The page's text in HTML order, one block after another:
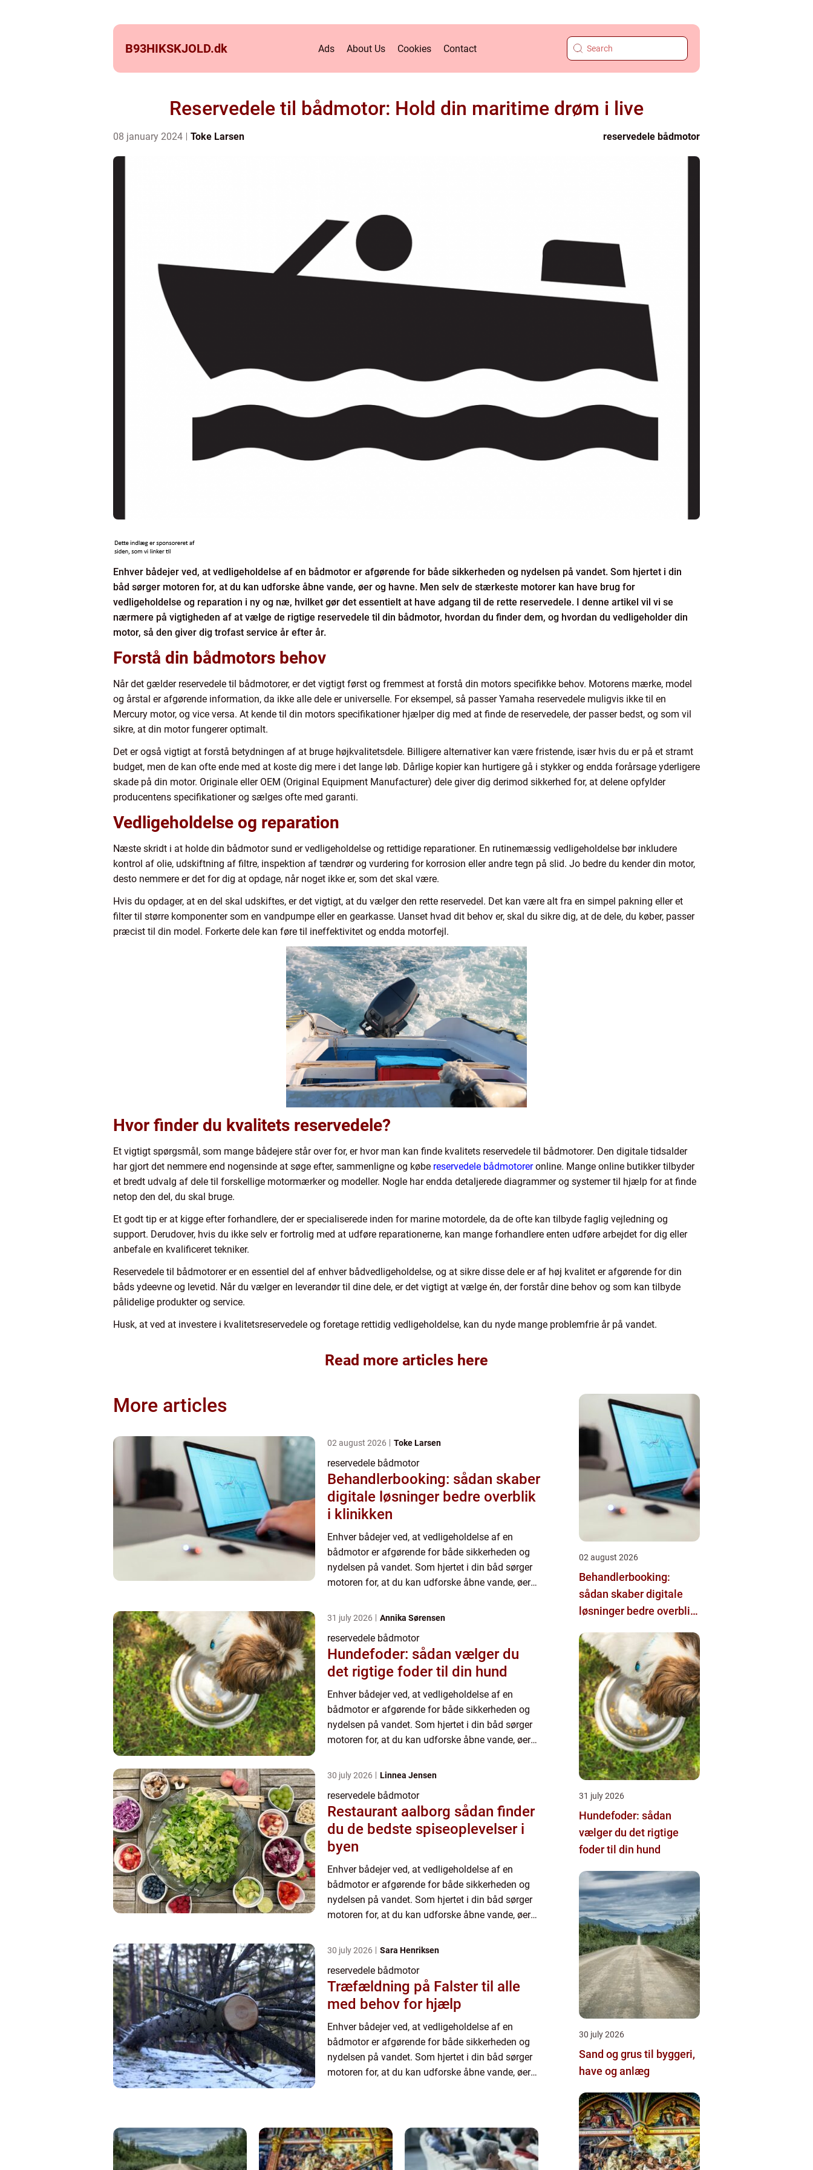
B93HIKSKJOLD.dk Ads About Us Cookies Contact
Reservedele til bådmotor: Hold din maritime drøm i live
08 january 2024 Toke Larsen reservedele bådmotor
Enhver bådejer ved, at vedligeholdelse af en bådmotor er afgørende for både sikkerheden og nydelsen på vandet. Som hjertet i din
båd sørger motoren for, at du kan udforske åbne vande, øer og havne. Men selv de stærkeste motorer kan have brug for
vedligeholdelse og reparation i ny og næ, hvilket gør det essentielt at have adgang til de rette reservedele. I denne artikel vil vi se
nærmere på vigtigheden af at vælge de rigtige reservedele til din bådmotor, hvordan du finder dem, og hvordan du vedligeholder din
motor, så den giver dig trofast service år efter år.
Forstå din bådmotors behov
Når det gælder reservedele til bådmotorer, er det vigtigt først og fremmest at forstå din motors specifikke behov. Motorens mærke, model
og årstal er afgørende information, da ikke alle dele er universelle. For eksempel, så passer Yamaha reservedele muligvis ikke til en
Mercury motor, og vice versa. At kende til din motors specifikationer hjælper dig med at finde de reservedele, der passer bedst, og som vil
sikre, at din motor fungerer optimalt.
Det er også vigtigt at forstå betydningen af at bruge højkvalitetsdele. Billigere alternativer kan være fristende, især hvis du er på et stramt
budget, men de kan ofte ende med at koste dig mere i det lange løb. Dårlige kopier kan hurtigere gå i stykker og endda forårsage yderligere
skade på din motor. Originale eller OEM (Original Equipment Manufacturer) dele giver dig derimod sikkerhed for, at delene opfylder
producentens specifikationer og sælges ofte med garanti.
Vedligeholdelse og reparation
Næste skridt i at holde din bådmotor sund er vedligeholdelse og rettidige reparationer. En rutinemæssig vedligeholdelse bør inkludere
kontrol af olie, udskiftning af filtre, inspektion af tændrør og vurdering for korrosion eller andre tegn på slid. Jo bedre du kender din motor,
desto nemmere er det for dig at opdage, når noget ikke er, som det skal være.
Hvis du opdager, at en del skal udskiftes, er det vigtigt, at du vælger den rette reservedel. Det kan være alt fra en simpel pakning eller et
filter til større komponenter som en vandpumpe eller en gearkasse. Uanset hvad dit behov er, skal du sikre dig, at de dele, du køber, passer
præcist til din model. Forkerte dele kan føre til ineffektivitet og endda motorfejl.
Hvor finder du kvalitets reservedele?
Et vigtigt spørgsmål, som mange bådejere står over for, er hvor man kan finde kvalitets reservedele til bådmotorer. Den digitale tidsalder
har gjort det nemmere end nogensinde at søge efter, sammenligne og købe reservedele bådmotoreronline. Mange online butikker tilbyder
et bredt udvalg af dele til forskellige motormærker og modeller. Nogle har endda detaljerede diagrammer og systemer til hjælp for at finde
netop den del, du skal bruge.
Et godt tip er at kigge efter forhandlere, der er specialiserede inden for marine motordele, da de ofte kan tilbyde faglig vejledning og
support. Derudover, hvis du ikke selv er fortrolig med at udføre reparationerne, kan mange forhandlere enten udføre arbejdet for dig eller
anbefale en kvalificeret tekniker.
Reservedele til bådmotorer er en essentiel del af enhver bådvedligeholdelse, og at sikre disse dele er af høj kvalitet er afgørende for din
båds ydeevne og levetid. Når du vælger en leverandør til dine dele, er det vigtigt at vælge én, der forstår dine behov og som kan tilbyde
pålidelige produkter og service.
Husk, at ved at investere i kvalitetsreservedele og foretage rettidig vedligeholdelse, kan du nyde mange problemfrie år på vandet.
Read more articles here
More articles
02 august 2026 Toke Larsen
reservedele bådmotor
Behandlerbooking: sådan skaber
digitale løsninger bedre overblik
i klinikken
Enhver bådejer ved, at vedligeholdelse af en
bådmotor er afgørende for både sikkerheden og
nydelsen på vandet. Som hjertet i din båd sørger
motoren for, at du kan udforske åbne vande, øer
31 july 2026 Annika Sørensen
reservedele bådmotor
Hundefoder: sådan vælger du
det rigtige foder til din hund
Enhver bådejer ved, at vedligeholdelse af en
bådmotor er afgørende for både sikkerheden og
nydelsen på vandet. Som hjertet i din båd sørger
motoren for, at du kan udforske åbne vande, øer
30 july 2026 Linnea Jensen
reservedele bådmotor
Restaurant aalborg sådan finder
du de bedste spiseoplevelser i
byen
Enhver bådejer ved, at vedligeholdelse af en
bådmotor er afgørende for både sikkerheden og
nydelsen på vandet. Som hjertet i din båd sørger
motoren for, at du kan udforske åbne vande, øer
30 july 2026 Sara Henriksen
reservedele bådmotor
Træfældning på Falster til alle
med behov for hjælp
Enhver bådejer ved, at vedligeholdelse af en
bådmotor er afgørende for både sikkerheden og
nydelsen på vandet. Som hjertet i din båd sørger
motoren for, at du kan udforske åbne vande, øer
02 august 2026
Behandlerbooking:
sådan skaber digitale
løsninger bedre overblik
31 july 2026
Hundefoder: sådan
vælger du det rigtige
foder til din hund
30 july 2026
Sand og grus til byggeri,
have og anlæg